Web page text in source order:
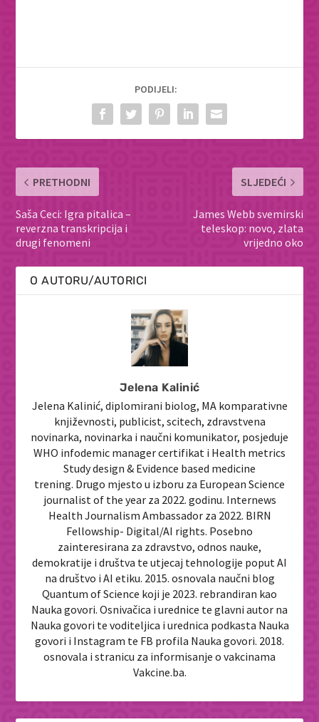
PODIJELI:
PRETHODNI
Saša Ceci: Igra pitalica –
reverzna transkripcija i
drugi fenomeni
SLJEDEĆI
James Webb svemirski
teleskop: novo, zlata
vrijedno oko
O AUTORU/AUTORICI
Jelena Kalinić
Jelena Kalinić, diplomirani biolog, MA komparativne
književnosti, publicist, scitech, zdravstvena
novinarka, novinarka i naučni komunikator, posjeduje
WHO infodemic manager certifikat i Health metrics
Study design & Evidence based medicine
trening. Drugo mjesto u izboru za European Science
journalist of the year za 2022. godinu. Internews
Health Journalism Ambassador za 2022. BIRN
Fellowship- Digital/AI rights. Posebno
zainteresirana za zdravstvo, odnos nauke,
demokratije i društva te utjecaj tehnologije poput AI
na društvo i AI etiku. 2015. osnovala naučni blog
Quantum of Science koji je 2023. rebrandiran kao
Nauka govori. Osnivačica i urednice te glavni autor na
Nauka govori te voditeljica i urednica podkasta Nauka
govori i Instagram te FB profila Nauka govori. 2018.
osnovala i stranicu za informisanje o vakcinama
Vakcine.ba.